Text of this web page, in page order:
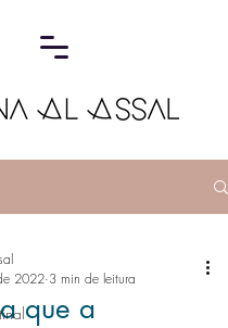
que a
2022 3 min de leitura